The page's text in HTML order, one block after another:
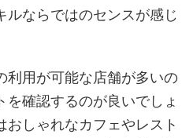
ルならではのセンスが感じ
利用が可能な店舗が多いの
を確認するのが良いでしょ
おしゃれなカフェやレスト